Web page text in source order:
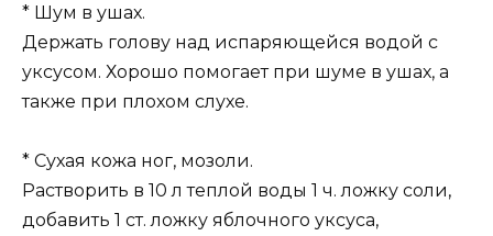
* Шум в ушах.
Держать голову над испаряющейся водой с
уксусом. Хорошо помогает при шуме в ушах, а
также при плохом слухе.
* Сухая кожа ног, мозоли.
Растворить в 10 л теплой воды 1 ч. ложку соли,
добавить 1 ст. ложку яблочного уксуса,